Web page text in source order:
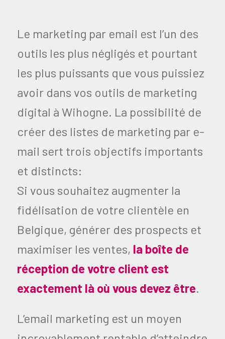
Le marketing par email est l’un des
outils les plus négligés et pourtant
les plus puissants que vous puissiez
avoir dans vos outils de marketing
digital à Wihogne. La possibilité de
créer des listes de marketing par e-
mail sert trois objectifs importants
et distincts:
Si vous souhaitez augmenter la
fidélisation de votre clientèle en
Belgique, générer des prospects et
maximiser les ventes, la boîte de
réception de votre client est
exactement là où vous devez être.
L’email marketing est un moyen